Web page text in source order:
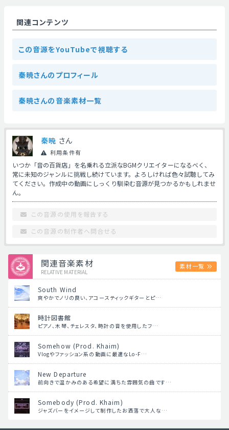
関連コンテンツ
この音源をYouTubeで視聴する
秦暁さんのプロフィール
秦暁さんの音楽素材一覧
秦暁 さん
利用条件有
いつか「音の百貨店」を名乗れる立派なBGMクリエイターになるべく、
常に未知のジャンルに挑戦し続けています。よろしければ色々試聴してみ
てください。作成中の動画にしっくり馴染む音源が見つかるかもしれませ
ん。
この音源の使用を報告する
この音源の制作者へ問合せる
関連音楽素材
RELATIVE MATERIAL
素材一覧
South Wind
爽やかでノリの良い、アコースティックギターとピ…
時計図書館
ピアノ、木琴、チェレスタ、時計の音を使用したフ…
Somehow (Prod. Khaim)
Vlogやファッション系の動画に最適なLo-F…
New Departure
前向きで温かみのある希望に満ちた雰囲気の曲です…
Somebody (Prod. Khaim)
ジャズバーをイメージして制作したお洒落で大人な…